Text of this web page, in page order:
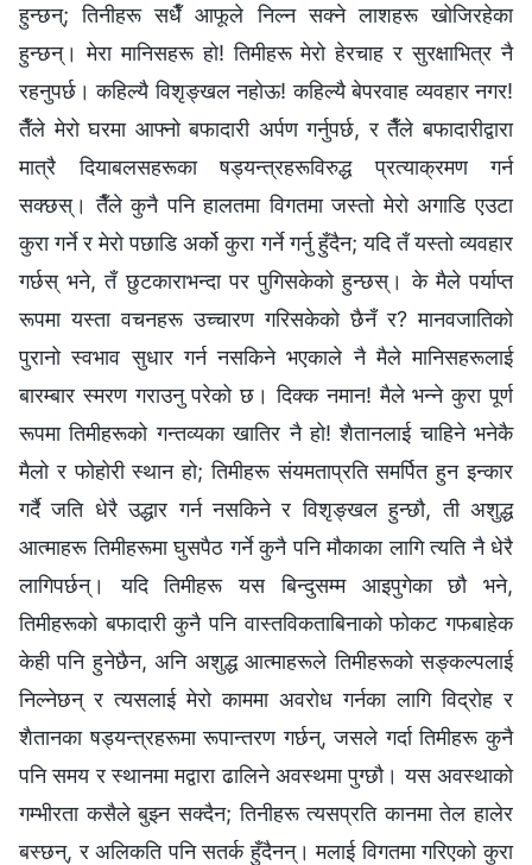
हुन्छन्; तिनीहरू सधैँ आफूले निल्न सक्ने लाशहरू खोजिरहेका
हुन्छन्। मेरा मानिसहरू हो! तिमीहरू मेरो हेरचाह र सुरक्षाभित्र नै
रहनुपर्छ। कहिल्यै विशृङ्खल नहोऊ! कहिल्यै बेपरवाह व्यवहार नगर!
तैँले मेरो घरमा आफ्‍नो बफादारी अर्पण गर्नुपर्छ, र तैँले बफादारीद्वारा
मात्रै दियाबलसहरूका षड्यन्त्रहरूविरुद्ध प्रत्याक्रमण गर्न
सक्छस्। तैँले कुनै पनि हालतमा विगतमा जस्तो मेरो अगाडि एउटा
कुरा गर्ने र मेरो पछाडि अर्को कुरा गर्ने गर्नु हुँदैन; यदि तँ यस्तो व्यवहार
गर्छस् भने, तँ छुटकाराभन्दा पर पुगिसकेको हुन्छस्। के मैले पर्याप्त
रूपमा यस्ता वचनहरू उच्‍चारण गरिसकेको छैनँ र? मानवजातिको
पुरानो स्वभाव सुधार गर्न नसकिने भएकाले नै मैले मानिसहरूलाई
बारम्‍बार स्मरण गराउनु परेको छ। दिक्क नमान! मैले भन्‍ने कुरा पूर्ण
रूपमा तिमीहरूको गन्तव्यका खातिर नै हो! शैतानलाई चाहिने भनेकै
मैलो र फोहोरी स्थान हो; तिमीहरू संयमताप्रति समर्पित हुन इन्कार
गर्दै जति धेरै उद्धार गर्न नसकिने र विशृङ्खल हुन्छौ, ती अशुद्ध
आत्माहरू तिमीहरूमा घुसपैठ गर्ने कुनै पनि मौकाका लागि त्यति नै धेरै
लागिपर्छन्। यदि तिमीहरू यस बिन्दुसम्‍म आइपुगेका छौ भने,
तिमीहरूको बफादारी कुनै पनि वास्तविकताबिनाको फोकट गफबाहेक
केही पनि हुनेछैन, अनि अशुद्ध आत्‍माहरूले तिमीहरूको सङ्कल्पलाई
निल्‍नेछन् र त्यसलाई मेरो काममा अवरोध गर्नका लागि विद्रोह र
शैतानका षड्यन्त्रहरूमा रूपान्तरण गर्छन्, जसले गर्दा तिमीहरू कुनै
पनि समय र स्थानमा मद्वारा ढालिने अवस्थमा पुग्छौ। यस अवस्थाको
गम्‍भीरता कसैले बुझ्‍न सक्दैन; तिनीहरू त्यसप्रति कानमा तेल हालेर
बस्छन्, र अलिकति पनि सतर्क हुँदैनन्। मलाई विगतमा गरिएको कुरा